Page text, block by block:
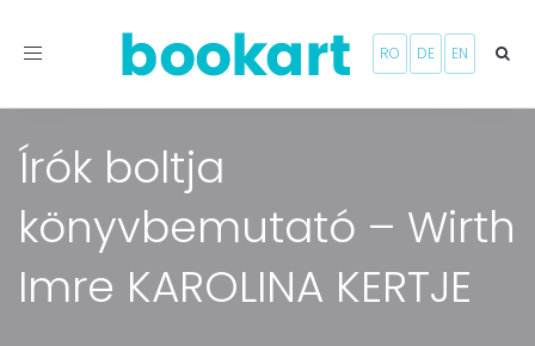
Toggle
RO DE EN
Írók boltja
könyvbemutató – Wirth
Imre KAROLINA KERTJE